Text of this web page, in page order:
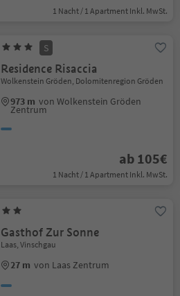
1 Nacht / 1 Apartment Inkl. MwSt.
S
Residence Risaccia
Wolkenstein Gröden, Dolomitenregion Gröden
973 m von Wolkenstein Gröden
Zentrum
ab 105€
1 Nacht / 1 Apartment Inkl. MwSt.
Gasthof Zur Sonne
Laas, Vinschgau
27 m von Laas Zentrum